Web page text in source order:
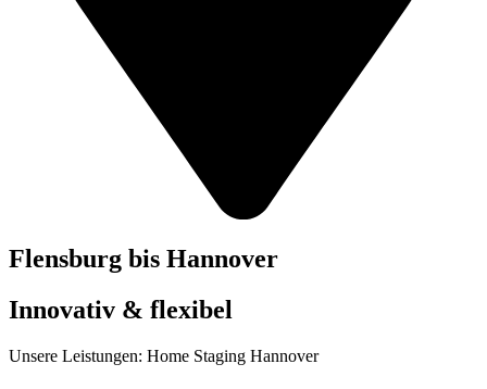
Flensburg bis Hannover
Innovativ & flexibel
Unsere Leistungen: Home Staging Hannover